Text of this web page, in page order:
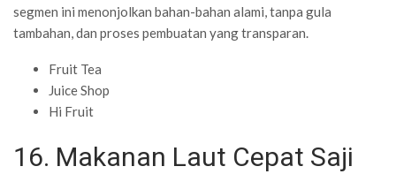
segmen ini menonjolkan bahan-bahan alami, tanpa gula
tambahan, dan proses pembuatan yang transparan.
Fruit Tea
Juice Shop
Hi Fruit
16. Makanan Laut Cepat Saji